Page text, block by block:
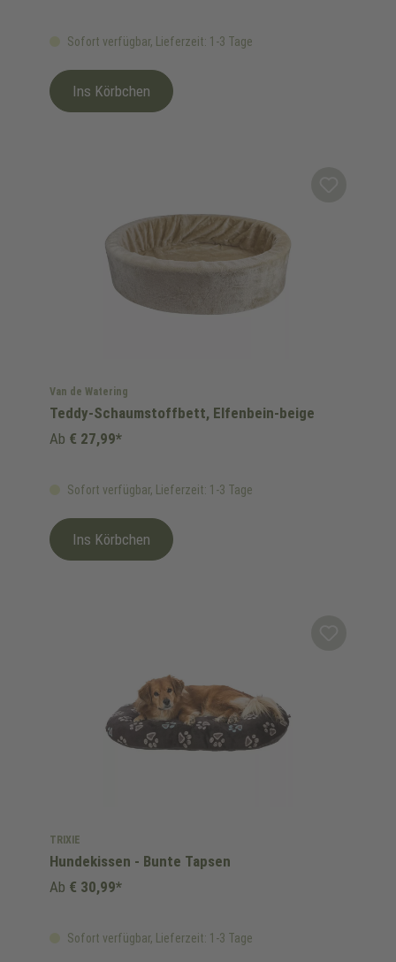
Sofort verfügbar, Lieferzeit: 1-3 Tage
Ins Körbchen
Van de Watering
Teddy-Schaumstoffbett, Elfenbein-beige
Sofort verfügbar, Lieferzeit: 1-3 Tage
Ab € 27,99*
Ins Körbchen
TRIXIE
Hundekissen - Bunte Tapsen
Sofort verfügbar, Lieferzeit: 1-3 Tage
Ab € 30,99*